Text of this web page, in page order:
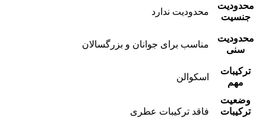
محدودیت
جنسیت
محدودیت ندارد
محدودیت
سنی
مناسب برای جوانان و بزرگسالان
ترکیبات
مهم
اسکوالن
وضعیت
ترکیبات
فاقد ترکیبات عطری